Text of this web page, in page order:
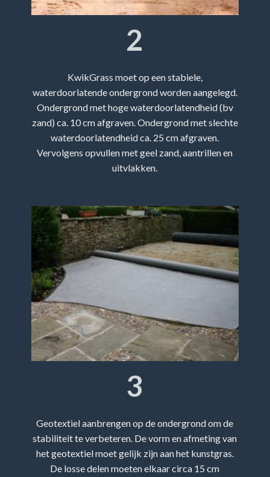
2
KwikGrass moet op een stabiele,
waterdoorlatende ondergrond worden aangelegd.
Ondergrond met hoge waterdoorlatendheid (bv
zand) ca. 10 cm afgraven. Ondergrond met slechte
waterdoorlatendheid ca. 25 cm afgraven.
Vervolgens opvullen met geel zand, aantrillen en
uitvlakken.
3
Geotextiel aanbrengen op de ondergrond om de
stabiliteit te verbeteren. De vorm en afmeting van
het geotextiel moet gelijk zijn aan het kunstgras.
De losse delen moeten elkaar circa 15 cm